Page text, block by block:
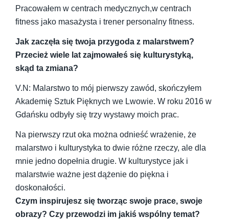
Pracowałem w centrach medycznych,w centrach
fitness jako masażysta i trener personalny fitness.
Jak zaczęła się twoja przygoda z malarstwem?
Przecież wiele lat zajmowałeś się kulturystyką,
skąd ta zmiana?
V.N: Malarstwo to mój pierwszy zawód, skończyłem
Akademię Sztuk Pięknych we Lwowie. W roku 2016 w
Gdańsku odbyły się trzy wystawy moich prac.
Na pierwszy rzut oka można odnieść wrażenie, że
malarstwo i kulturystyka to dwie różne rzeczy, ale dla
mnie jedno dopełnia drugie. W kulturystyce jak i
malarstwie ważne jest dążenie do piękna i
doskonałości.
Czym inspirujesz się tworząc swoje prace, swoje
obrazy? Czy przewodzi im jakiś wspólny temat?